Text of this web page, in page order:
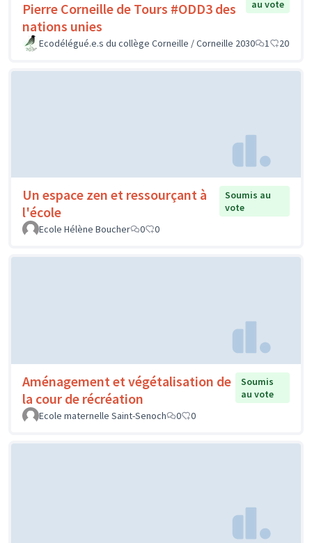
Pierre Corneille de Tours #ODD3 des
nations unies
au vote
Ecodélégué.e.s du collège Corneille / Corneille 2030 1 20
Un espace zen et ressourçant à
l'école
Soumis au
vote
Ecole Hélène Boucher
0 0
Aménagement et végétalisation de
la cour de récréation
Soumis
au vote
Ecole maternelle Saint-Senoch
0 0